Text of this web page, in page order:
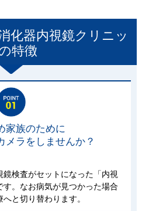
化器内視鏡クリニッ
特徴
家族のために
メラをしませんか？
検査がセットになった「内視
。なお病気が見つかった場合
と切り替わります。